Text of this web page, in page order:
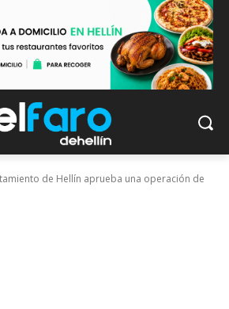
de Hellín aprueba una operación de